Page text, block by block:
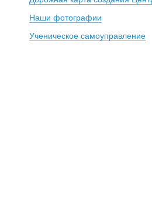
Наши фотографии
Ученическое самоуправление